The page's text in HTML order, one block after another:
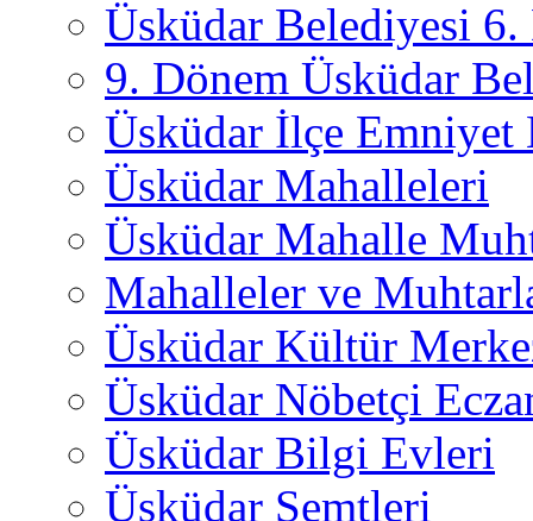
Üsküdar Belediyesi 6.
9. Dönem Üsküdar
Üsküdar İlçe
Üsküdar Mahalleleri
Üsküdar Mahalle
Mahalleler ve
Üsküdar Kültür
Üsküdar Nöbetçi
Üsküdar Bilgi Evleri
Üsküdar Semtleri